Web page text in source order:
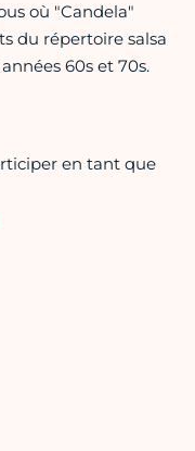
où "Candela"
du répertoire salsa
60s et 70s.
en tant que